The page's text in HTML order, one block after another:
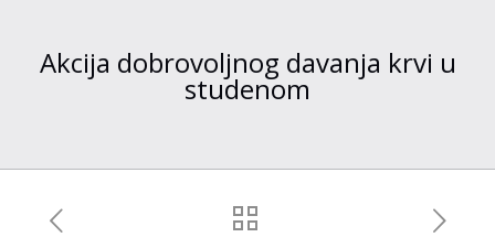
Akcija dobrovoljnog davanja krvi u
studenom